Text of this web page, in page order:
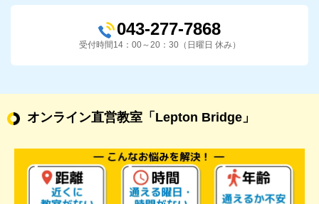
043-277-7868
受付時間14：00～20：30（日曜日 休み）
オンライン直営教室 「Lepton Bridge」